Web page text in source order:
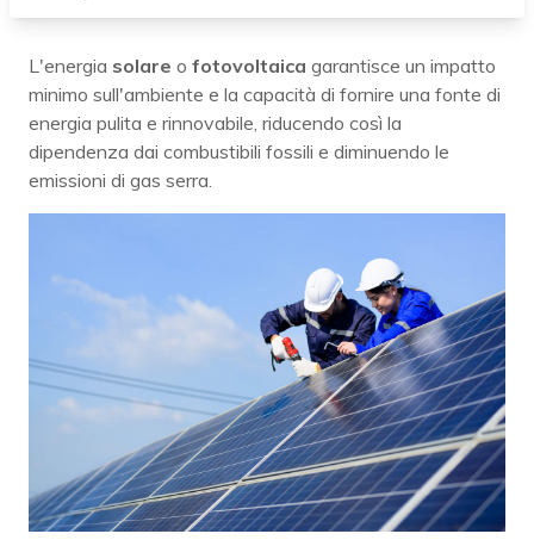
L'energia solare o fotovoltaica garantisce un impatto
minimo sull'ambiente e la capacità di fornire una fonte di
energia pulita e rinnovabile, riducendo così la
dipendenza dai combustibili fossili e diminuendo le
emissioni di gas serra.